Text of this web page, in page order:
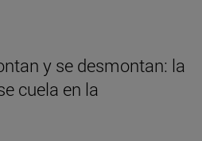
y se desmontan: la
cuela en la